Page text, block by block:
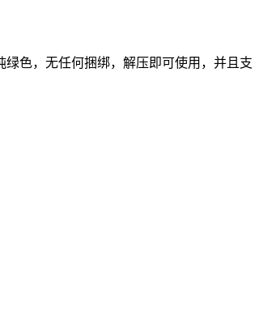
色，无任何捆绑，解压即可使用，并且支